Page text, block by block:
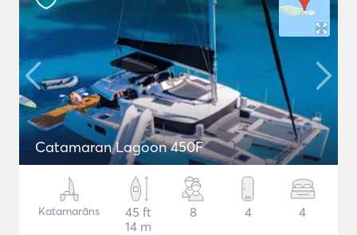
Catamaran Lagoon 450F
Katamarāns
45 ft
14 m
8 4 4